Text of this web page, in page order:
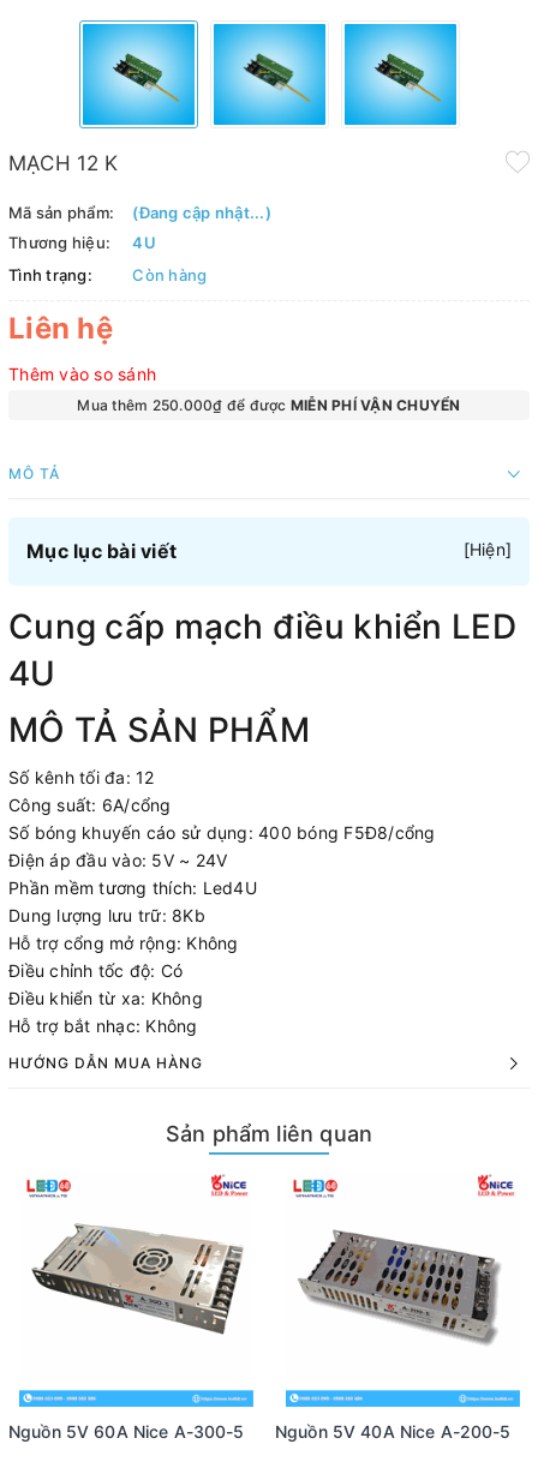
MẠCH 12 K
Mã sản phẩm:
(Đang cập nhật...)
Thương hiệu:
4U
Tình trạng:
Còn hàng
Liên hệ
Thêm vào so sánh
Mua thêm 250.000₫ để được MIỄN PHÍ VẬN CHUYỂN
MÔ TẢ
Mục lục bài viết [Hiện]
Cung cấp mạch điều khiển LED
4U
MÔ TẢ SẢN PHẨM
Số kênh tối đa: 12
Công suất: 6A/cổng
Số bóng khuyến cáo sử dụng: 400 bóng F5Đ8/cổng
Điện áp đầu vào: 5V ~ 24V
Phần mềm tương thích: Led4U
Dung lượng lưu trữ: 8Kb
Hỗ trợ cổng mở rộng: Không
Điều chỉnh tốc độ: Có
Điều khiển từ xa: Không
Hỗ trợ bắt nhạc: Không
HƯỚNG DẪN MUA HÀNG
Sản phẩm liên quan
Nguồn 5V 60A Nice A-300-5 Nguồn 5V 40A Nice A-200-5